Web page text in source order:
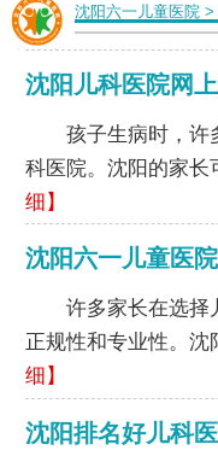
沈阳六一儿童医院>
沈阳儿科医院网
孩子生病时，许
科医院。沈阳的家长
细】
沈阳六一儿童医
许多家长在选择
正规性和专业性。
细】
沈阳排名好儿科